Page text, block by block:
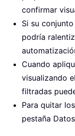
confirmar
Si su
podría
Cuando
visualizando
filtradas
Para quitar
pestaña